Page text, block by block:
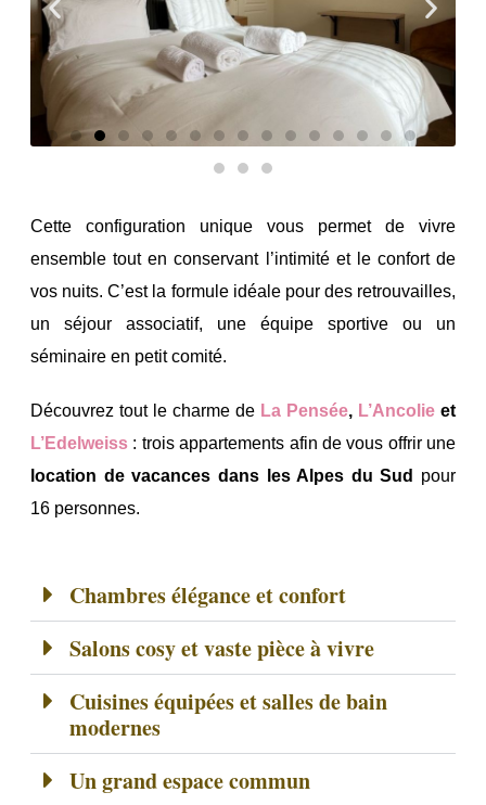
Cette configuration unique vous permet de vivre
ensemble tout en conservant l’intimité et le confort de
vos nuits. C’est la formule idéale pour des retrouvailles,
un séjour associatif, une équipe sportive ou un
séminaire en petit comité.
Découvrez tout le charme de La Pensée, L’Ancolie et
L’Edelweiss: trois appartements afin de vous offrir une
location de vacances dans les Alpes du Sud
pour
16 personnes.
Chambres élégance et confort
Salons cosy et vaste pièce à vivre
Cuisines équipées et salles de bain
modernes
Un grand espace commun